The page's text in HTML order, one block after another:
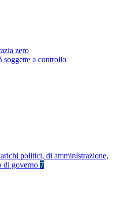
zero
soggette a controllo
politici, di amministrazione,
di governo 7